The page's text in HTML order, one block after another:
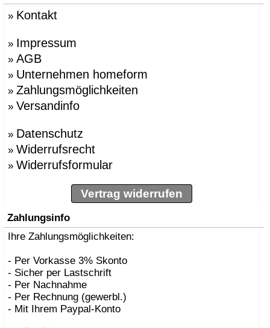
» Kontakt
» Impressum
» AGB
» Unternehmen homeform
» Zahlungsmöglichkeiten
» Versandinfo
» Datenschutz
» Widerrufsrecht
» Widerrufsformular
Vertrag widerrufen
Zahlungsinfo
Ihre Zahlungsmöglichkeiten:
- Per Vorkasse 3% Skonto
- Sicher per Lastschrift
- Per Nachnahme
- Per Rechnung (gewerbl.)
- Mit Ihrem Paypal-Konto